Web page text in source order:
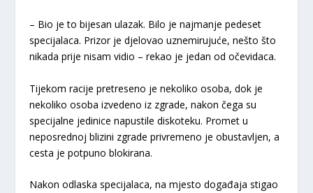
– Bio je to bijesan ulazak. Bilo je najmanje pedeset
specijalaca. Prizor je djelovao uznemirujuće, nešto što
nikada prije nisam vidio – rekao je jedan od očevidaca.
Tijekom racije pretreseno je nekoliko osoba, dok je
nekoliko osoba izvedeno iz zgrade, nakon čega su
specijalne jedinice napustile diskoteku. Promet u
neposrednoj blizini zgrade privremeno je obustavljen, a
cesta je potpuno blokirana.
Nakon odlaska specijalaca, na mjesto događaja stigao